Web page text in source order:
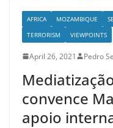
AFRICA MOZAMBIQUE
TERRORISM
VIEWPOINTS
April 26, 2021 Pedro
convence
apoio